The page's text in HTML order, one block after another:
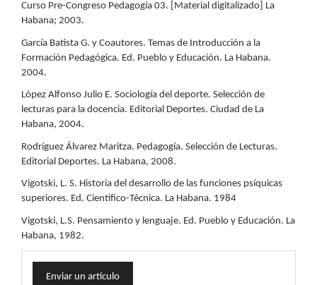
Curso Pre-Congreso Pedagogía 03. [Material digitalizado] La
Habana; 2003.
García Batista G. y Coautores. Temas de Introducción a la
Formación Pedagógica. Ed. Pueblo y Educación. La Habana.
2004.
López Alfonso Julio E. Sociología del deporte. Selección de
lecturas para la docencia. Editorial Deportes. Ciudad de La
Habana, 2004.
Rodríguez Álvarez Maritza. Pedagogía. Selección de Lecturas.
Editorial Deportes. La Habana, 2008.
Vigotski, L. S. Historia del desarrollo de las funciones psíquicas
superiores. Ed. Científico-Técnica. La Habana. 1984
Vigotski, L.S. Pensamiento y lenguaje. Ed. Pueblo y Educación. La
Habana, 1982.
Enviar
Enviar un artículo